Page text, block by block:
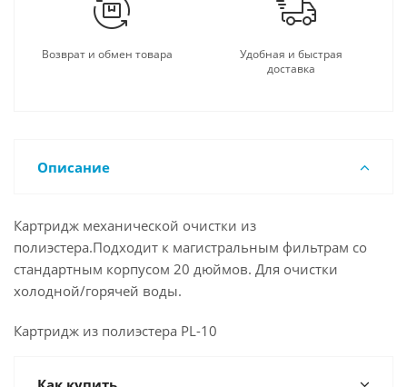
Возврат и обмен товара
Удобная и быстрая
доставка
Описание
Картридж механической очистки из
полиэстера.Подходит к магистральным фильтрам со
стандартным корпусом 20 дюймов. Для очистки
холодной/горячей воды.
Картридж из полиэстера PL-10